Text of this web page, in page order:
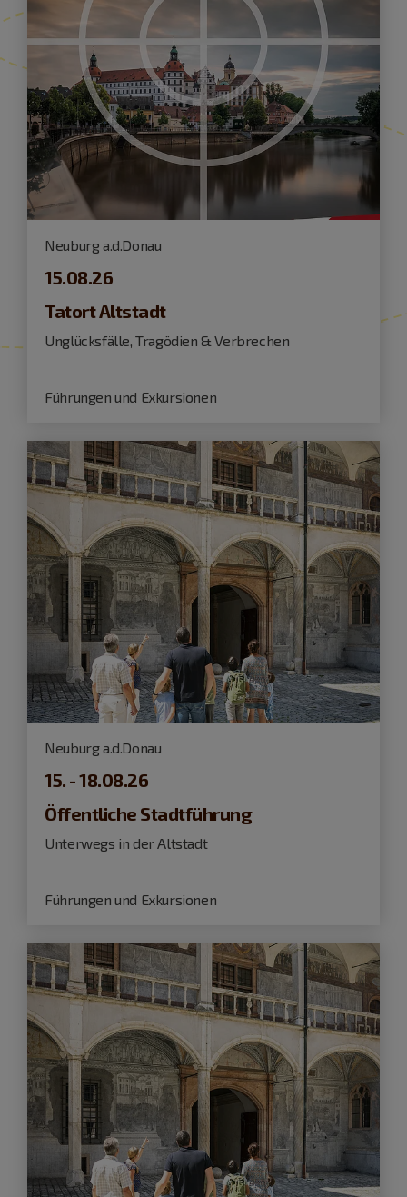
Neuburg a.d.Donau
15.08.26
Tatort Altstadt
Unglücksfälle, Tragödien & Verbrechen
Führungen und Exkursionen
Neuburg a.d.Donau
15. - 18.08.26
Öffentliche Stadtführung
Unterwegs in der Altstadt
Führungen und Exkursionen